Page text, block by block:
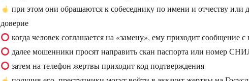
при этом они обращаются к собеседнику по имени и отчеству или
доверие
когда человек соглашается на «замену», ему приходит сообщение с
далее мошенники просят направить скан паспорта или номер
затем на телефон жертвы приходит код подтверждения